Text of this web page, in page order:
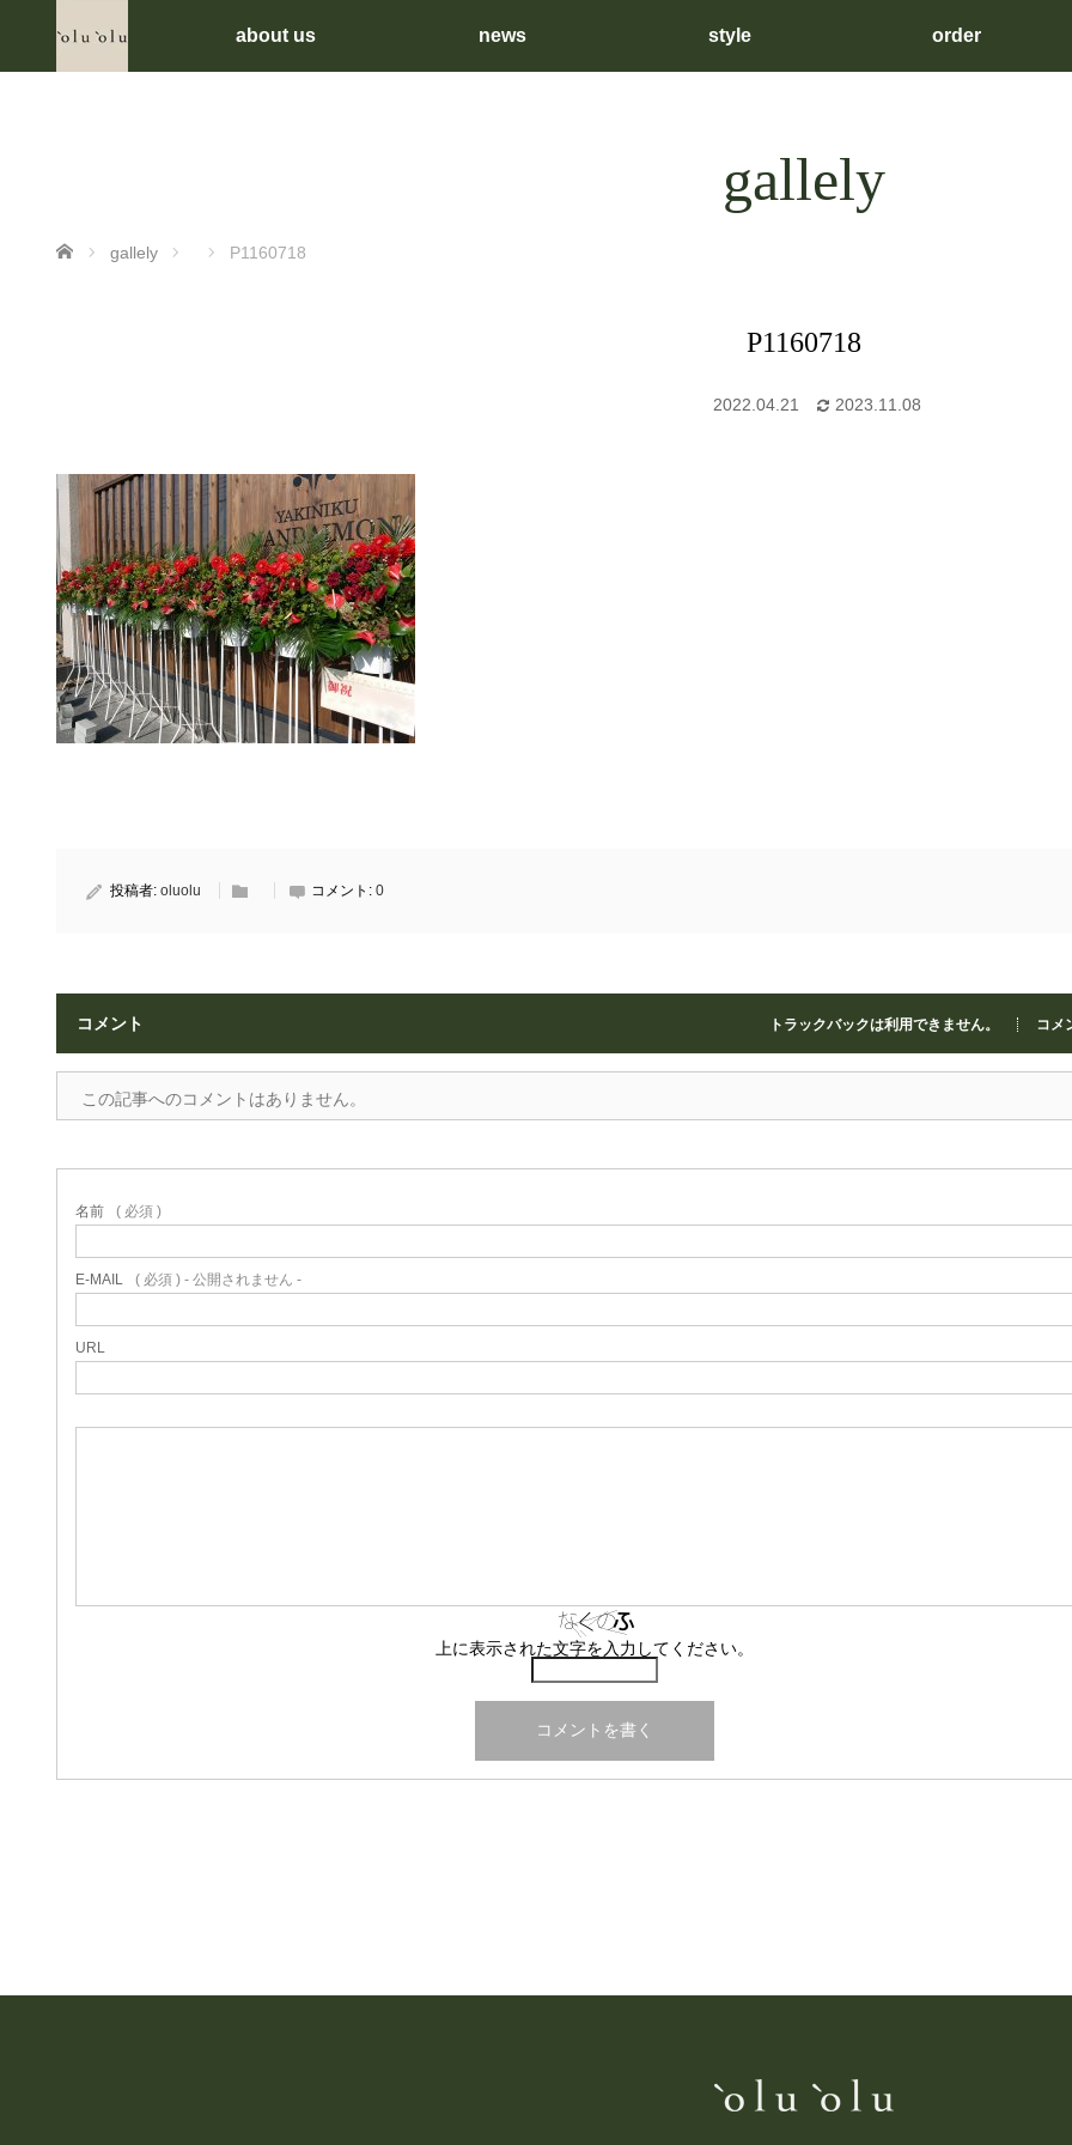
about us news style order
gallely
ホーム gallely P1160718
P1160718
2022.04.21 2023.11.08
投稿者: oluolu コメント: 0
コメント トラックバックは利用できません。 コメ
この記事へのコメントはありません。
名前 ( 必須 )
E-MAIL ( 必須 ) - 公開されません -
URL
上に表示された文字を入力してください。